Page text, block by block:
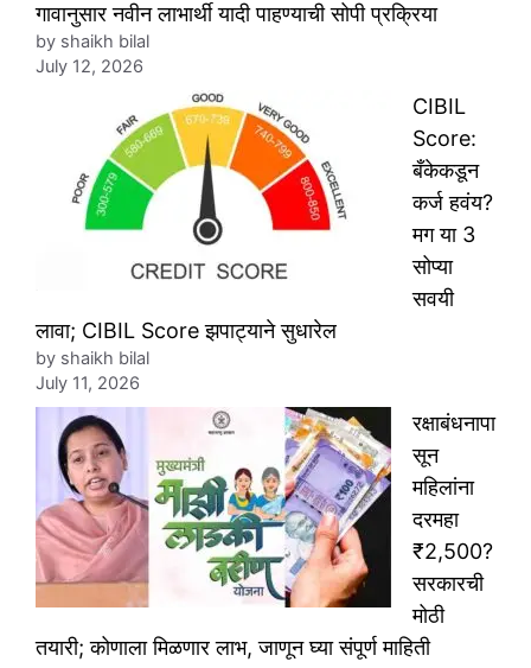
गावानुसार नवीन लाभार्थी यादी पाहण्याची सोपी प्रक्रिया
by shaikh bilal
July 12, 2026
CIBIL
Score:
बँकेकडून
कर्ज हवंय?
मग या 3
सोप्या
सवयी
लावा; CIBIL Score झपाट्याने सुधारेल
by shaikh bilal
July 11, 2026
रक्षाबंधनापा
सून
महिलांना
दरमहा
₹2,500?
सरकारची
मोठी
तयारी; कोणाला मिळणार लाभ, जाणून घ्या संपूर्ण माहिती